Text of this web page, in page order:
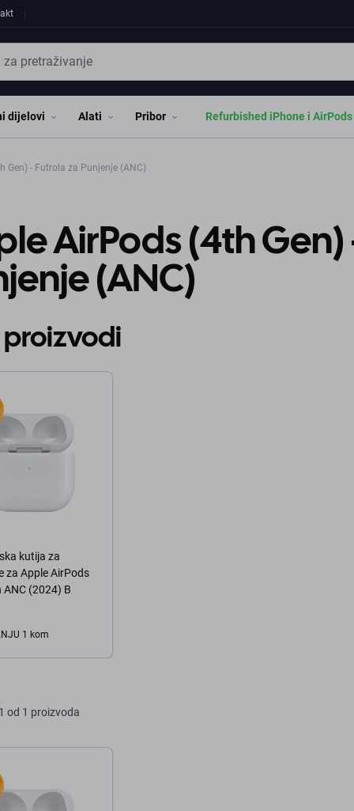
dijelovi Alati Pribor Refurbished iPhone i AirPods
Gen) - Futrola za Punjenje (ANC)
AirPods (4th
(ANC)
proizvodi
kutija za
za Apple AirPods
ANC (2024) B
1 kom
1 od 1 proizvoda